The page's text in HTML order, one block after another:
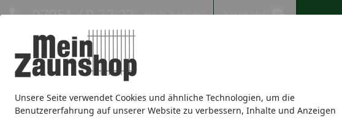
Unsere Seite verwendet Cookies und ähnliche Technologien, um die
Benutzererfahrung auf unserer Website zu verbessern, Inhalte und Anzeigen
Eigene Montage-Teams
07051 / 9 22 22 Mo-Fr. 8-16 Uhr Kontakt
Sichtschutz Doppelstabmatte Zaunsets Gabionen Einstabmatten